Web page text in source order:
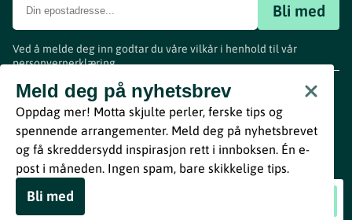
Trang Fødsel
Bli med
Ved å melde deg inn godtar du våre vilkår i henhold til vår
personvernerklæring.
Meld deg på nyhetsbrev
Oppdag mer! Motta skjulte perler, ferske tips og
spennende arrangementer. Meld deg på nyhetsbrevet
og få skreddersydd inspirasjon rett i innboksen. Én e-
post i måneden. Ingen spam, bare skikkelige tips.
Bli med
www.visitvestfold.com
Turistinformasjon
Vestfold Fylkeskommune
ByBreakfast